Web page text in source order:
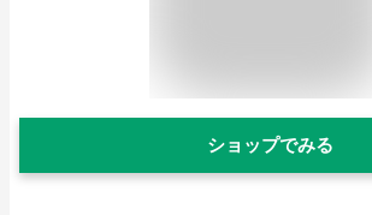
ショップでみる